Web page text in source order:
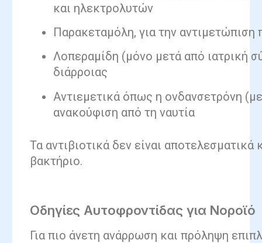
και ηλεκτρολυτών
Παρακεταμόλη, για την
Λοπεραμίδη (μόνο μετά από ιατρική
διάρροιας
Αντιεμετικά όπως η ονδανσετρόνη (με
ανακούφιση από τη ναυτία
Τα αντιβιοτικά δεν είναι αποτελεσματικά
βακτήριο.
Οδηγίες Αυτοφροντίδας για Νοροϊό
Για πιο άνετη ανάρρωση και πρόληψη